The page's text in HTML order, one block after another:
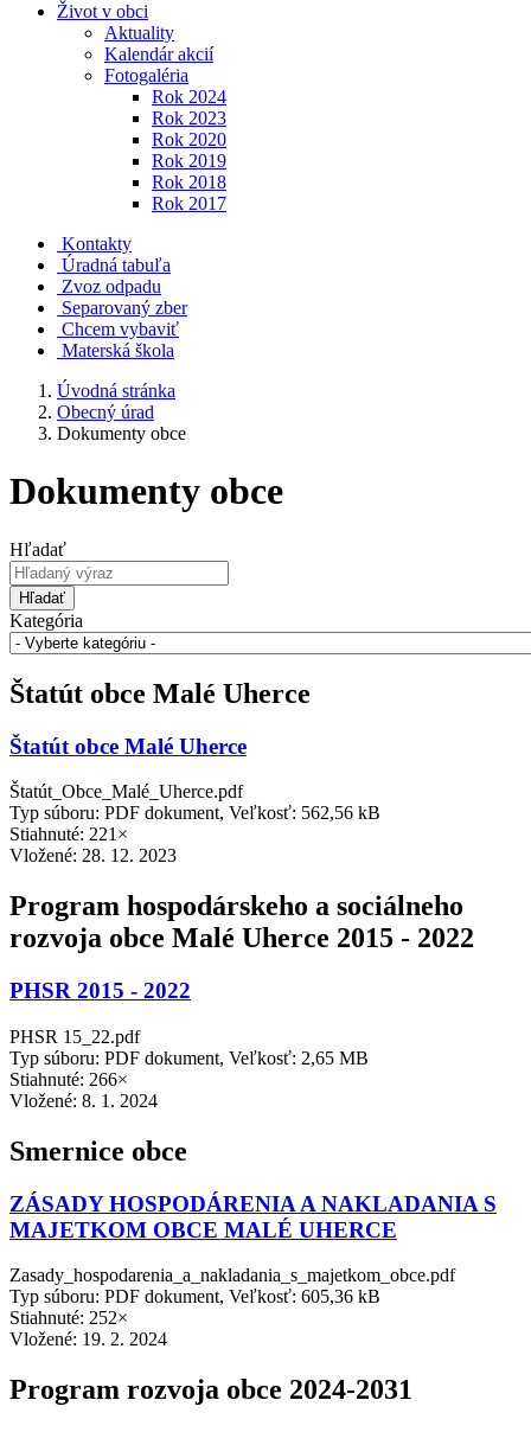
Život v obci
Aktuality
Kalendár akcií
Fotogaléria
Rok 2024
Rok 2023
Rok 2020
Rok 2019
Rok 2018
Rok 2017
Kontakty
Úradná tabuľa
Zvoz odpadu
Separovaný zber
Chcem vybaviť
Materská škola
Úvodná stránka
Obecný úrad
Dokumenty obce
Dokumenty obce
Hľadať
Hľadať
Kategória
Štatút obce Malé Uherce
Štatút obce Malé Uherce
Štatút_Obce_Malé_Uherce.pdf
Typ súboru: PDF dokument, Veľkosť: 562,56 kB
Stiahnuté: 221×
Vložené: 28. 12. 2023
Program hospodárskeho a sociálneho
rozvoja obce Malé Uherce 2015 - 2022
PHSR 2015 - 2022
PHSR 15_22.pdf
Typ súboru: PDF dokument, Veľkosť: 2,65 MB
Stiahnuté: 266×
Vložené: 8. 1. 2024
Smernice obce
ZÁSADY HOSPODÁRENIA A NAKLADANIA S
MAJETKOM OBCE MALÉ UHERCE
Zasady_hospodarenia_a_nakladania_s_majetkom_obce.pdf
Typ súboru: PDF dokument, Veľkosť: 605,36 kB
Stiahnuté: 252×
Vložené: 19. 2. 2024
Program rozvoja obce 2024-2031